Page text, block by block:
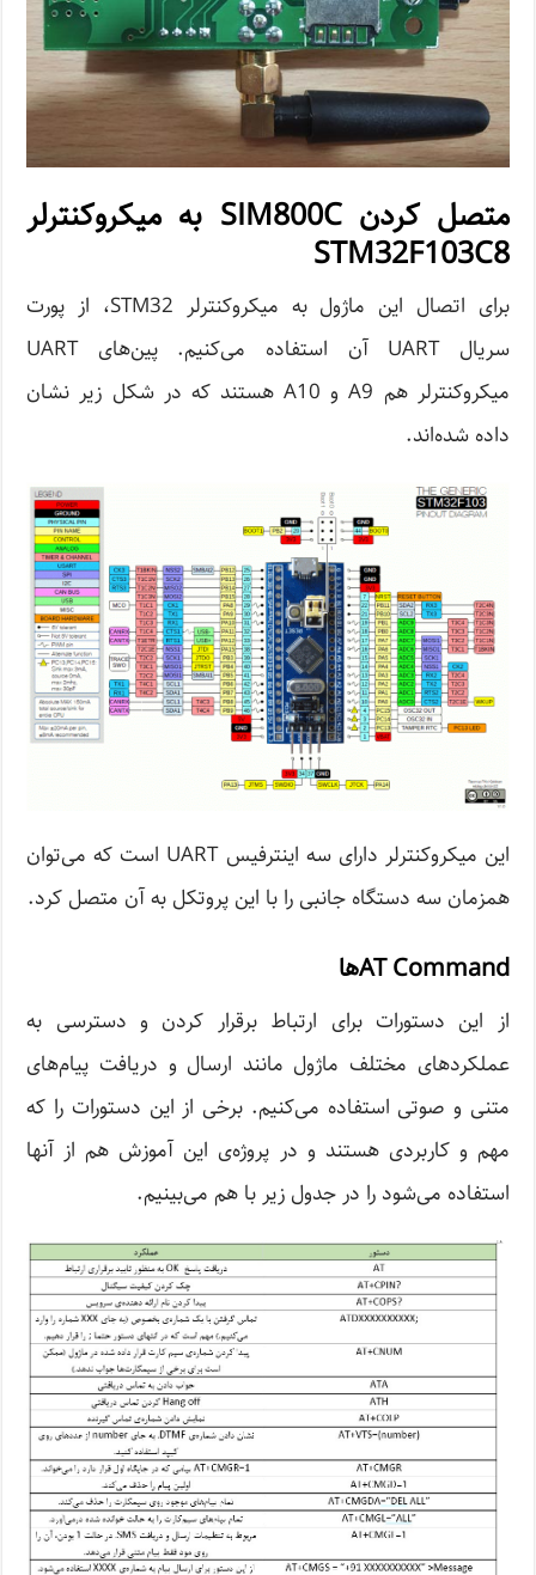
متصل کردن SIM800C به میکروکنترلر
STM32F103C8
برای اتصال این ماژول به میکروکنترلر STM32، از پورت
سریال UART آن استفاده می‌کنیم. پین‌های UART
میکروکنترلر هم A9 و A10 هستند که در شکل زیر نشان
داده شده‌اند.
این میکروکنترلر دارای سه اینترفیس UART است که می‌توان
همزمان سه دستگاه جانبی را با این پروتکل به آن متصل کرد.
AT Command‌ها
از این دستورات برای ارتباط برقرار کردن و دسترسی به
عملکردهای مختلف ماژول مانند ارسال و دریافت پیام‌های
متنی و صوتی استفاده می‌کنیم. برخی از این دستورات را که
مهم و کاربردی هستند و در پروژه‌ی این آموزش هم از آنها
استفاده می‌شود را در جدول زیر با هم می‌بینیم.